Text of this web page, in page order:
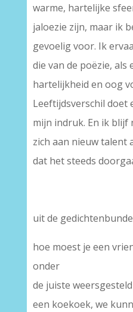
warme, hartelijke
jaloezie zijn, maar ik
gevoelig voor. Ik
die van de poëzie, als
hartelijkheid en oog
Leeftijdsverschil doet
mijn indruk. En ik
zich aan nieuw talent
dat het steeds
uit de
hoe moest je een
onder
de juiste
een koekoek, we